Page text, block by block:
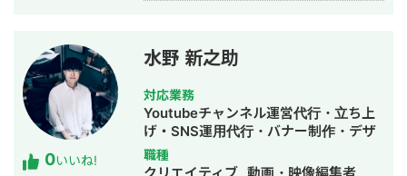
0いいね!
水野 新之助
対応業務
Youtubeチャンネル運営代行・立ち上
げ・SNS運用代行・バナー制作・デザ
イン・動画制作・動画編集
職種